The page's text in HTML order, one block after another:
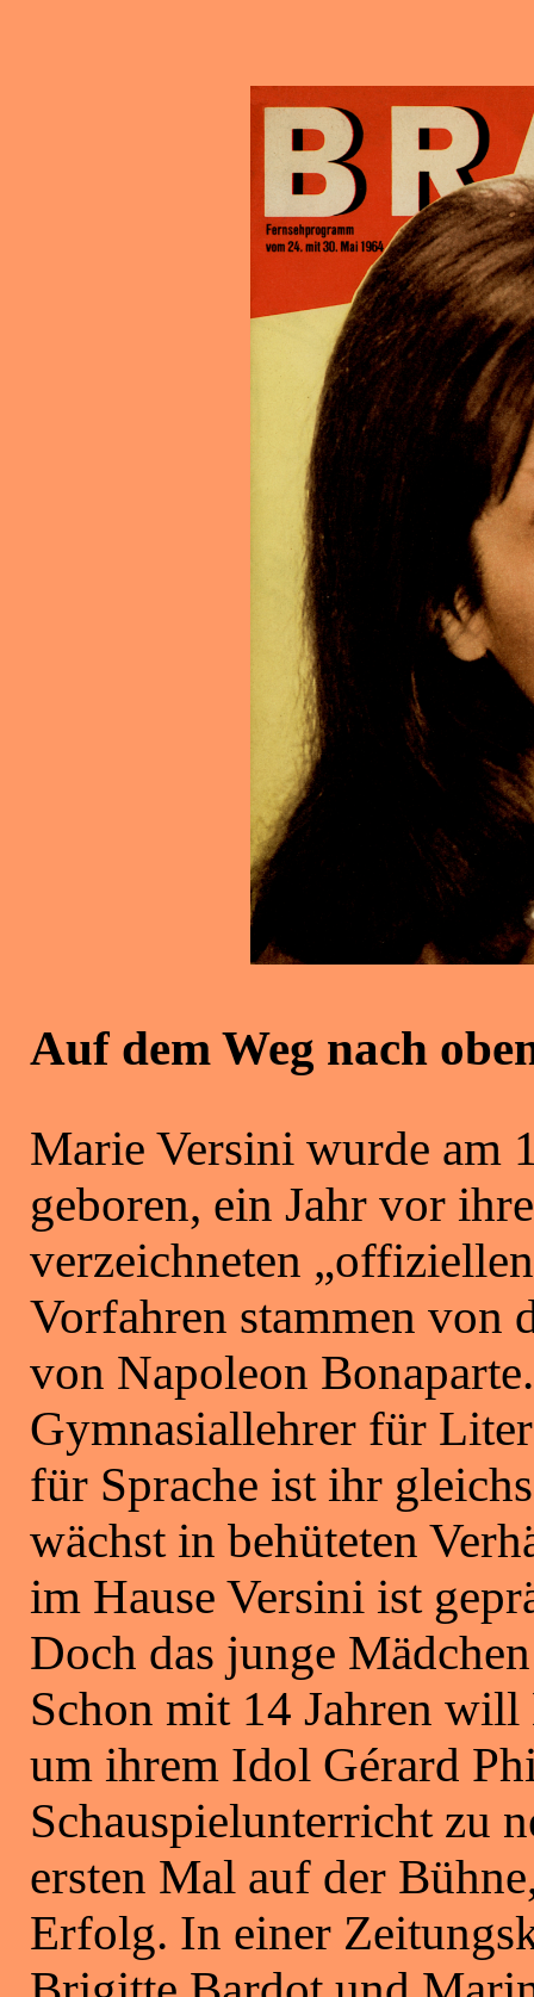
Auf dem Weg nach
Marie Versini wurde am
geboren, ein Jahr vor
verzeichneten
Vorfahren stammen von
von Napoleon
Gymnasiallehrer für
für Sprache ist ihr
wächst in behüteten
im Hause Versini ist
Doch das junge
Schon mit 14 Jahren
um ihrem Idol Gérard
Schauspielunterricht zu
ersten Mal auf der
Erfolg. In einer